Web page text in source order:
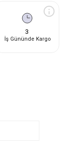
3
İş Gününde Kargo